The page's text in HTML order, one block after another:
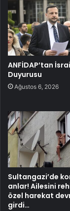
ANFİDAP’tan
Duyurusu
Ağustos 6, 2026
Sultangazi’de
anlar! Ailesini
özel harekat
girdi…